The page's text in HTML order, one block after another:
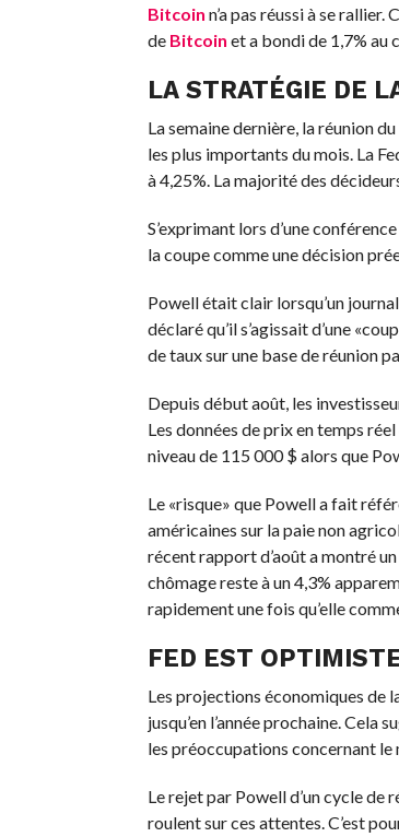
Bitcoin n’a pas réussi à se
de Bitcoin et a bondi de 1,7% au
LA STRATÉGIE DE
La semaine dernière, la réunion
les plus importants du mois. La
à 4,25%. La majorité des
S’exprimant lors d’une
la coupe comme une décision
Powell était clair lorsqu’un
déclaré qu’il s’agissait d’une
de taux sur une base de réunion
Depuis début août, les
Les données de prix en temps
niveau de 115 000 $ alors que
Le «risque» que Powell a fait
américaines sur la paie non
récent rapport d’août a montré
chômage reste à un 4,3%
rapidement une fois qu’elle
FED EST
Les projections économiques de
jusqu’en l’année prochaine.
les préoccupations concernant le
Le rejet par Powell d’un cycle
roulent sur ces attentes. C’est